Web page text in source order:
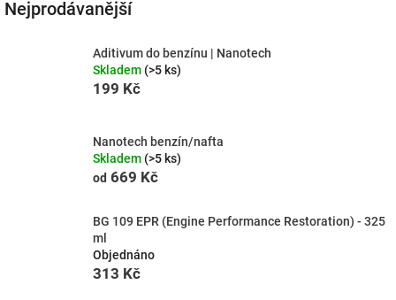
Nejprodávanější
Aditivum do benzínu | Nanotech
Skladem (>5 ks)
199 Kč
Nanotech benzín/nafta
Skladem (>5 ks)
od 669 Kč
BG 109 EPR (Engine Performance Restoration) - 325
ml
Objednáno
313 Kč